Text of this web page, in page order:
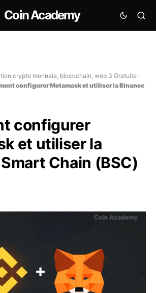
Coin Academy
crypto monnaie, blockchain, web 3 Gratuite :
configurer Metamask et utiliser la Binance
configurer
et utiliser la
Chain (BSC)